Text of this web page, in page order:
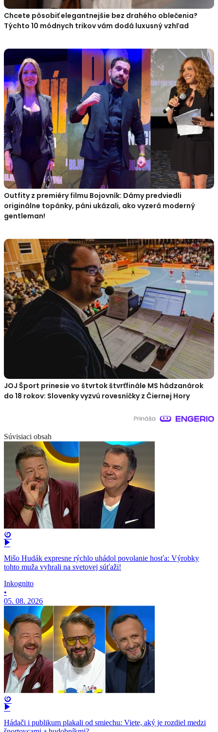
Chcete pôsobiť elegantnejšie bez drahého oblečenia?
Týchto 10 módnych trikov vám dodá luxusný vzhľad
Outfity z premiéry filmu Bojovník: Dámy predviedli
originálne topánky, páni ukázali, ako vyzerá moderný
gentleman!
JOJ Šport prinesie vo štvrtok štvrťfinále MS hádzanárok
do 18 rokov: Slovenky vyzvú rovesníčky z Čiernej Hory
Súvisiaci obsah
Mišo Hudák expresne rýchlo uhádol povolanie hosťa: Výrobky
tohto muža vyhrali na svetovej súťaži!
Inkognito
•
05. 08. 2026
Hádači i publikum plakali od smiechu: Viete, aký je rozdiel medzi